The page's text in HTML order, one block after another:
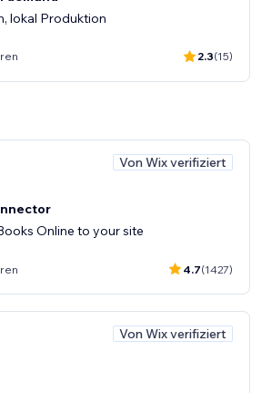
lokal Produktion
2.3(15)
Von Wix verifiziert
Online to your site
4.7(1427)
Von Wix verifiziert